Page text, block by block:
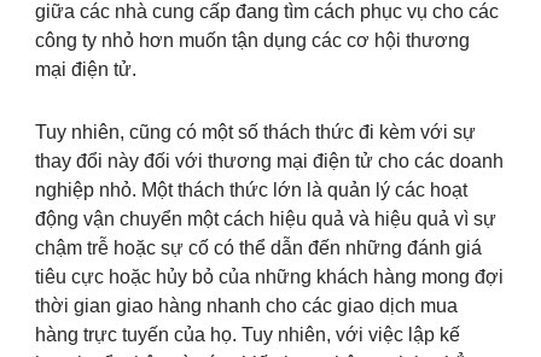
giữa các nhà cung cấp đang tìm cách phục vụ cho các
công ty nhỏ hơn muốn tận dụng các cơ hội thương
mại điện tử.
Tuy nhiên, cũng có một số thách thức đi kèm với sự
thay đổi này đối với thương mại điện tử cho các doanh
nghiệp nhỏ. Một thách thức lớn là quản lý các hoạt
động vận chuyển một cách hiệu quả và hiệu quả vì sự
chậm trễ hoặc sự cố có thể dẫn đến những đánh giá
tiêu cực hoặc hủy bỏ của những khách hàng mong đợi
thời gian giao hàng nhanh cho các giao dịch mua
hàng trực tuyến của họ. Tuy nhiên, với việc lập kế